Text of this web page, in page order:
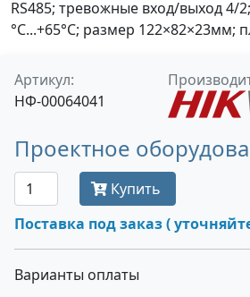
RS485; тревожные вход/выход 4/
°C...+65°C; размер 122×82×23мм;
Артикул:
НФ-00064041
Проектное
Купить
Поставка под заказ (
Варианты оплаты